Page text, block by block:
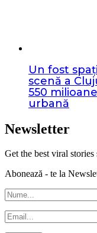
Un fost
scenă a
550
urbană
Newsletter
Get the best viral
Abonează - te la